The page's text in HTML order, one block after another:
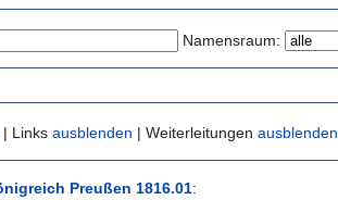
Namensraum:
| Links ausblenden | Weiterleitungen ausblenden
Preußen 1816.01: